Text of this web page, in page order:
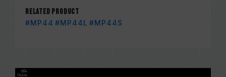
Related Product
#MP44 #MP44L #MP44S